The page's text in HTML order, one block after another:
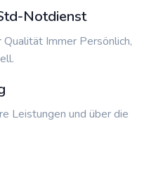
Notdienst
Immer Persönlich,
Leistungen und über die